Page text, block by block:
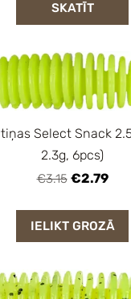
SKATĪT
Select Snack
2.3g, 6pcs)
€3.15 €2.79
IELIKT GROZĀ